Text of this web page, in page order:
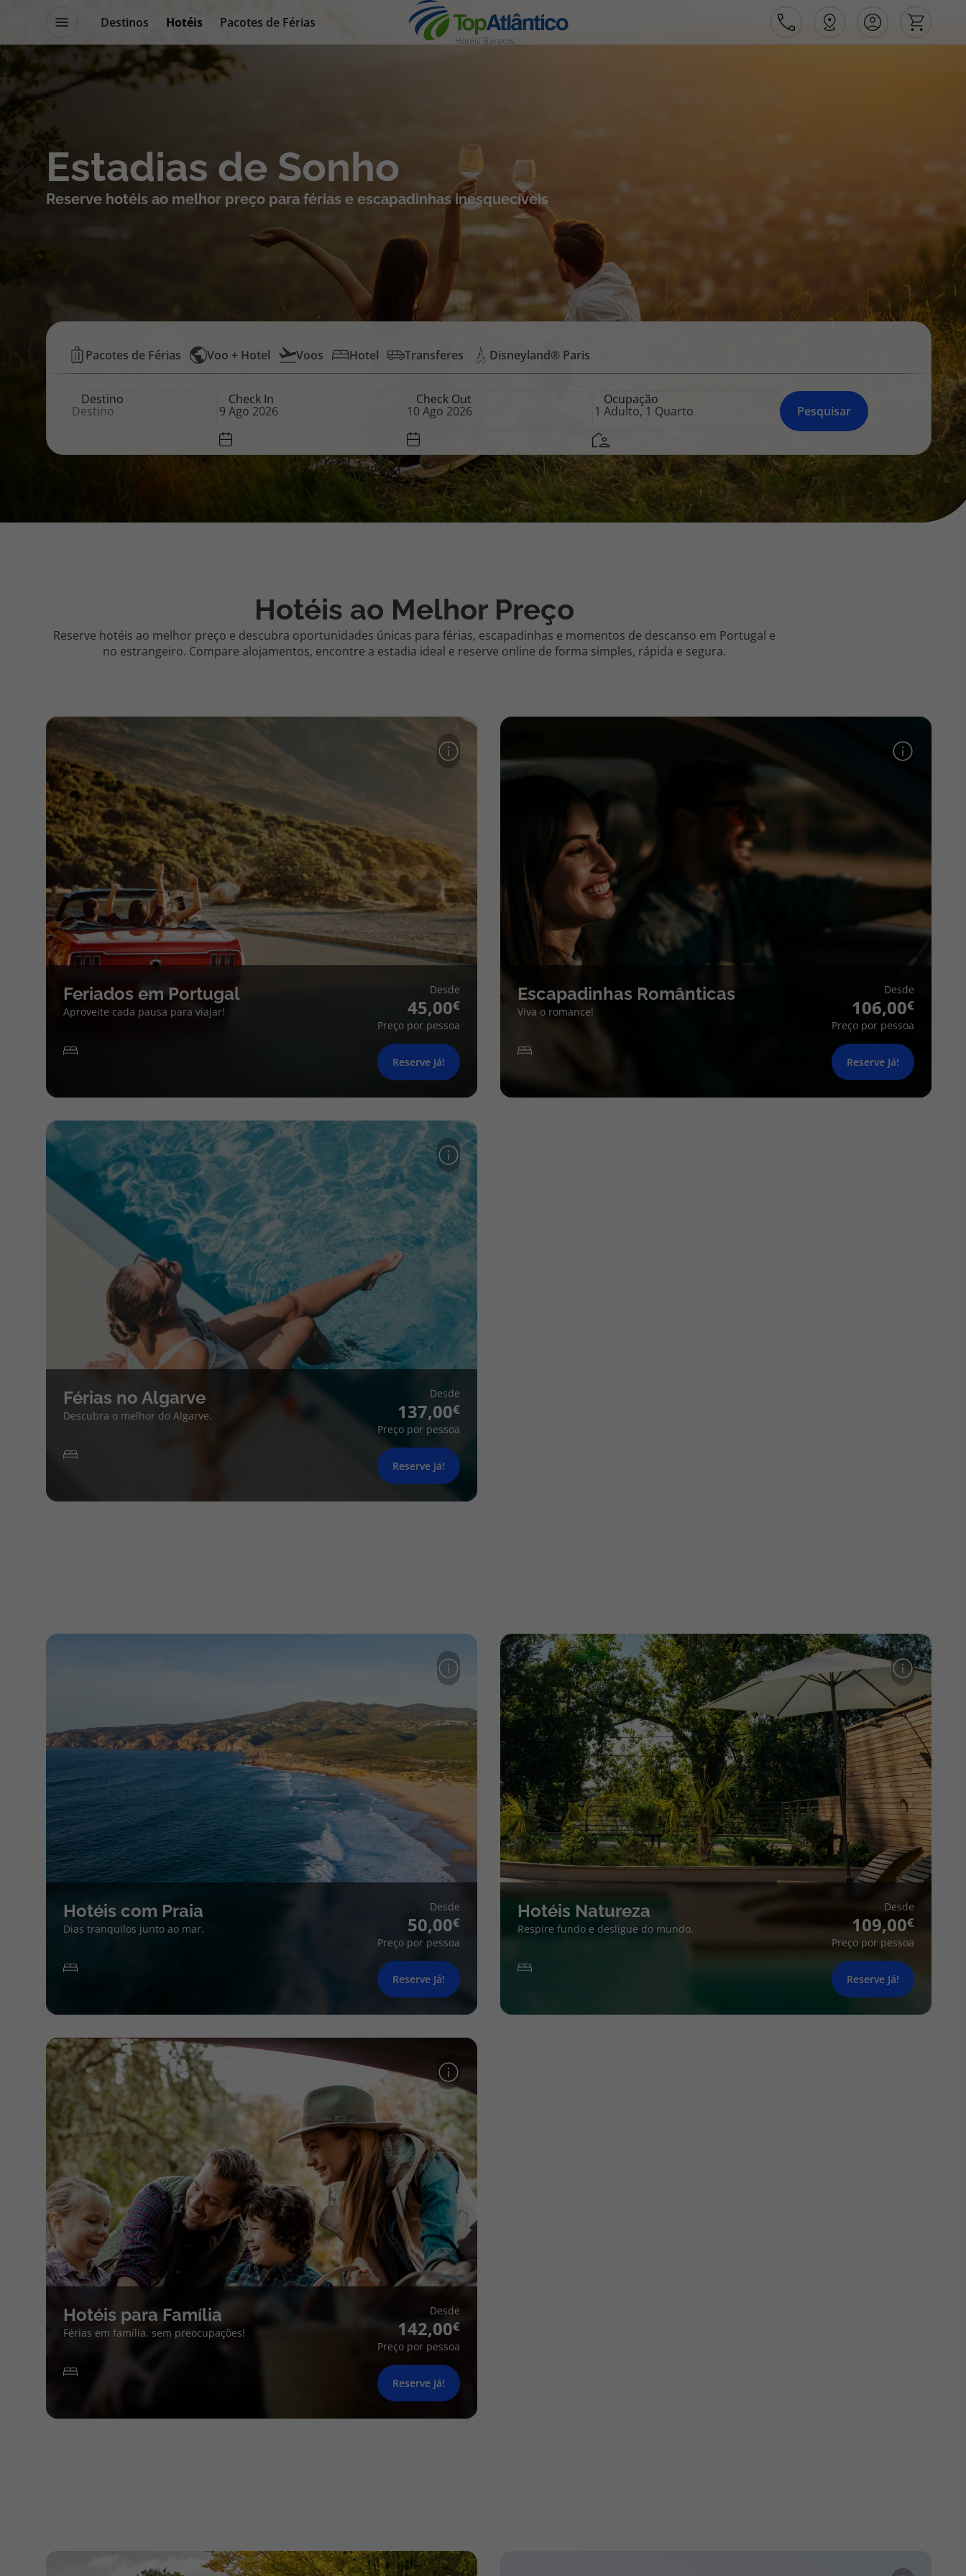
Destinos Hotéis
Pacotes de Férias
Promoções
Blog TopViagens Hotéis Baratos
Destinos
Voos
Pacotes de Férias
Disneyland ® Paris
Cruzeiros
Promoções
Cheque Viagem
Blog TopViagens
Apoio ao cliente no Estrangeiro
facilidade na marcação das suas viagens, tem ainda ao seu
dispor o nosso call center a funcionar todos os dias úteis das
10:00 às 20:00 e Sábado das 10:00 às 14:00.
Estadias de Sonho
Reserve hotéis ao melhor preço para férias e escapadinhas inesquecíveis
Hotéis
Baratos
Top
Pacotes de Férias Voo + Hotel Voos Hotel Transferes Disneyland® Paris
Destino Check In Check Out Ocupação
Pesquisar
Hotéis ao Melhor Preço
Reserve hotéis ao melhor preço e descubra oportunidades únicas para férias, escapadinhas e momentos de descanso em Portugal e
no estrangeiro. Compare alojamentos, encontre a estadia ideal e reserve online de forma simples, rápida e segura.
Feriados em Portugal
Aproveite cada pausa para viajar!
Desde
45,00
Preço por pessoa
Reserve Já!
Escapadinhas Românticas
Viva o romance!
Desde
106,00
Preço por pessoa
Reserve Já!
Férias no Algarve
Descubra o melhor do Algarve.
Desde
137,00
Preço por pessoa
Reserve Já!
Hotéis com Praia
Dias tranquilos junto ao mar.
Desde
50,00
Preço por pessoa
Reserve Já!
Hotéis Natureza
Respire fundo e desligue do mundo.
Desde
109,00
Preço por pessoa
Reserve Já!
Hotéis para Família
Férias em família, sem preocupações!
Desde
142,00
Preço por pessoa
Reserve Já!